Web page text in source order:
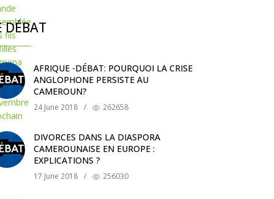
DÉBAT
AFRIQUE -DÉBAT: POURQUOI LA CRISE
ANGLOPHONE PERSISTE AU
CAMEROUN?
24 June 2018 / 262658
DIVORCES DANS LA DIASPORA
CAMEROUNAISE EN EUROPE :
EXPLICATIONS ?
17 June 2018 / 256030